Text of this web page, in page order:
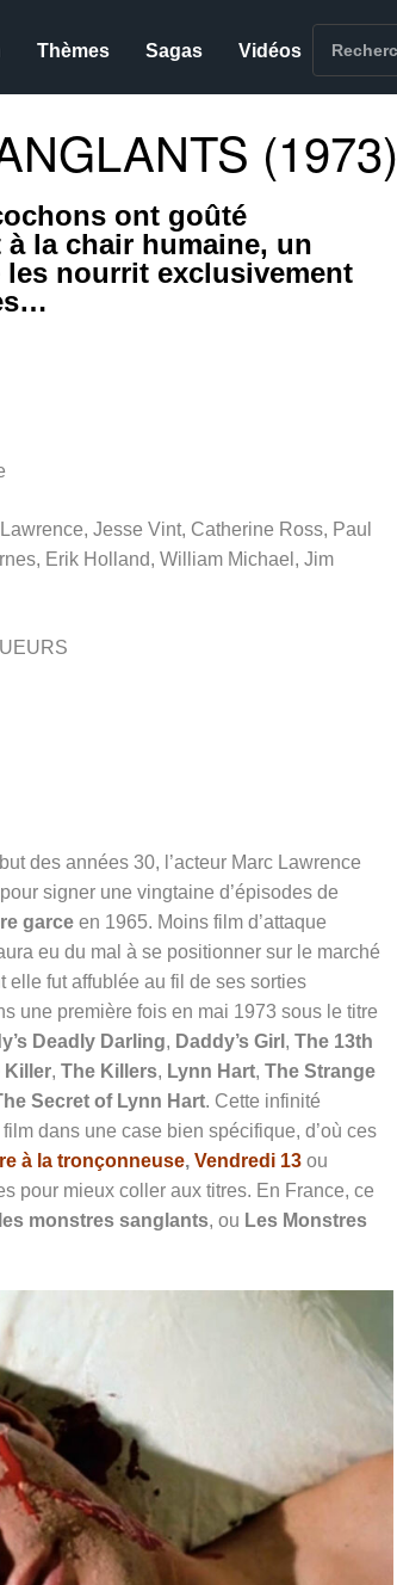
Thèmes Sagas Vidéos
(1973)
ont goûté
la chair humaine, un
nourrit exclusivement
Jesse Vint, Catherine Ross, Paul
Erik Holland, William Michael, Jim
des années 30, l’acteur Marc Lawrence
signer une vingtaine d’épisodes de
garce en 1965. Moins film d’attaque
eu du mal à se positionner sur le marché
elle fut affublée au fil de ses sorties
une première fois en mai 1973 sous le titre
Deadly Darling, Daddy’s Girl , The 13th
Killer, The Killers, Lynn Hart, The Strange
Secret of Lynn Hart. Cette infinité
dans une case bien spécifique, d’où ces
à la tronçonneuse, Vendredi 13 ou
pour mieux coller aux titres. En France, ce
monstres sanglants, ou Les Monstres